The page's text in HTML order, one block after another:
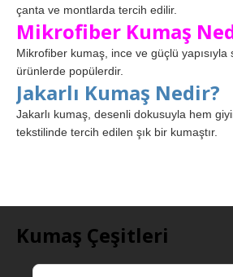
çanta ve montlarda tercih edilir.
Mikrofiber Kumaş
Mikrofiber kumaş, ince ve güçlü
ürünlerde popülerdir.
Jakarlı Kumaş Nedir?
Jakarlı kumaş, desenli dokusuyla hem
tekstilinde tercih edilen şık bir kumaştır.
Kumaş Çeşitleri